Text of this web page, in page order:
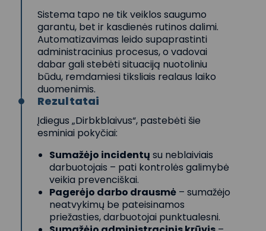
Sistema tapo ne tik veiklos saugumo
garantu, bet ir kasdienės rutinos dalimi.
Automatizavimas leido supaprastinti
administracinius procesus, o vadovai
dabar gali stebėti situaciją nuotoliniu
būdu, remdamiesi tiksliais realaus laiko
duomenimis.
Rezultatai
Įdiegus „Dirbkblaivus“, pastebėti šie
esminiai pokyčiai:
Sumažėjo incidentų su neblaiviais
darbuotojais – pati kontrolės galimybė
veikia prevenciškai.
Pagerėjo darbo drausmė – sumažėjo
neatvykimų be pateisinamos
priežasties, darbuotojai punktualesni.